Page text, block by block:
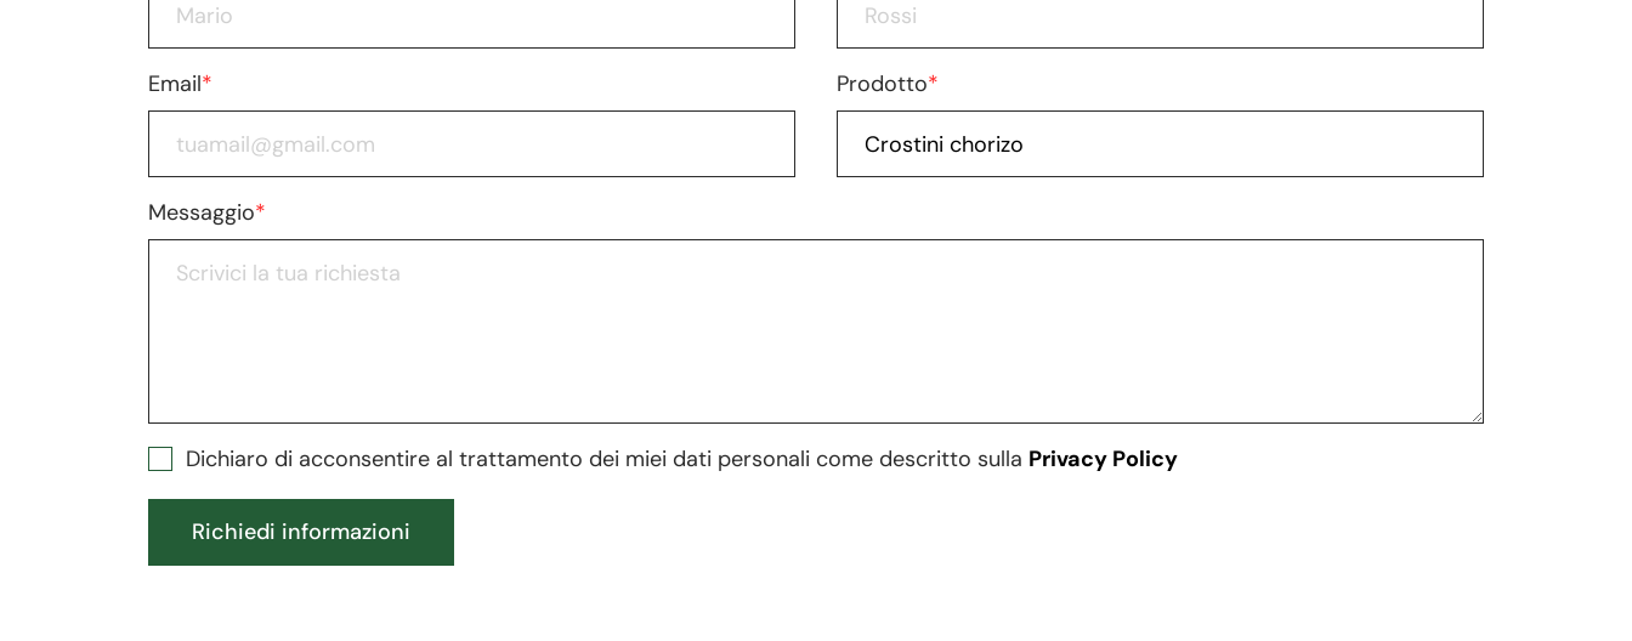
Email* Prodotto*
Messaggio*
Dichiaro di acconsentire al trattamento dei miei dati personali come descritto sulla Privacy Policy
Richiedi informazioni